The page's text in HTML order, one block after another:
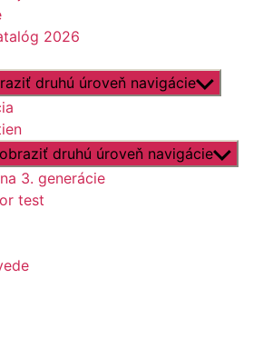
2026
druhú úroveň navigácie
druhú úroveň navigácie
3. generácie
test